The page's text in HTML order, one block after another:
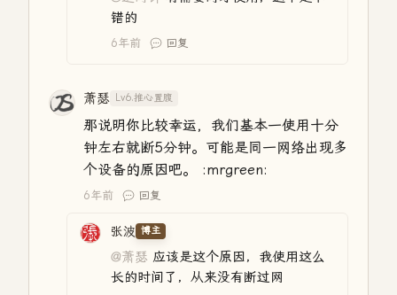
错的
6年前 回复
萧瑟 Lv6.推心置腹
那说明你比较幸运，我们基本一使用十分
钟左右就断5分钟。可能是同一网络出现多
个设备的原因吧。 :mrgreen:
6年前 回复
张波 博主
@萧瑟 应该是这个原因，我使用这么
长的时间了，从来没有断过网